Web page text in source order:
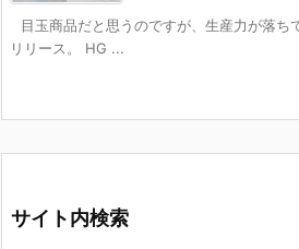
目玉商品だと思うのですが、生産力が落ち
リリース。 HG ...
サイト内検索